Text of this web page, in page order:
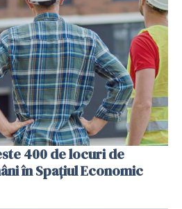
400 de locuri de
în Spațiul Economic